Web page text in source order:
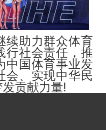
续助力群众体育
行社会责任，推
中国体育事业发
会、实现中华民
贡献力量!